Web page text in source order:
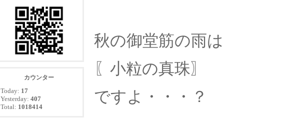
秋の御堂筋の雨は
〖小粒の真珠〗
ですよ・・・？
カウンター
Today: 17
Yesterday: 407
Total: 1018414